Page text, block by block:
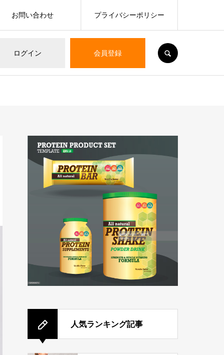
ログイン 会員登録
お問い合わせ プライバシーポリシー
人気ランキング記事